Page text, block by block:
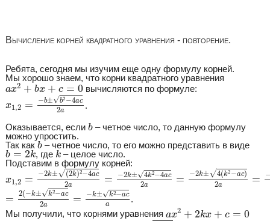
Вычисление корней квадратного уравнения - повторение.
Ребята, сегодня мы изучим еще одну формулу корней.
Мы хорошо знаем, что корни квадратного уравнения
ax2 + bx + c = 0
ax2+bx+c=0
вычисляются по формуле:
x1 ,2 = −b±√b2 −4ac
2a
x1 = −b±b 2−4ac2a
Оказывается, если b
b– четное число, то данную формулу
можно упростить.
Так как b
b– четное число, то его можно представить в виде
b = 2k
b=2k , где k
k– целое число.
Подставим в формулу корней:
x1 ,2 = −2k±√(2k)2−4ac
2a = −2k±√4k2−4ac
2a = −2k±√4(k2 −ac)
2a =
x1,2=−2k±( 2k)2−4a c2a=−2 ±4k2− 2a = 2k±4(k
= 2(−k±√k2−ac
2a = −k±√k2−ac
a
2(− k± 2−ac2 −k k2−a a
.
Мы получили, что корнями уравнения ax2 + 2kx + c = 0
2 2kx